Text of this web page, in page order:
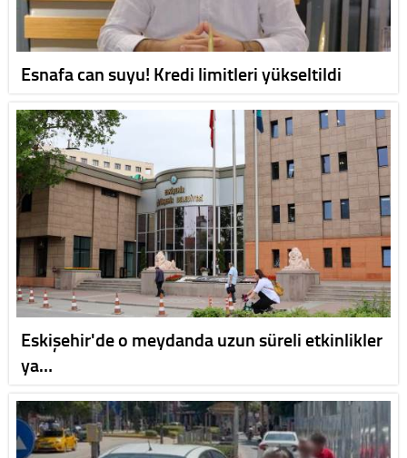
Esnafa can suyu! Kredi limitleri yükseltildi
Eskişehir'de o meydanda uzun süreli etkinlikler
ya…